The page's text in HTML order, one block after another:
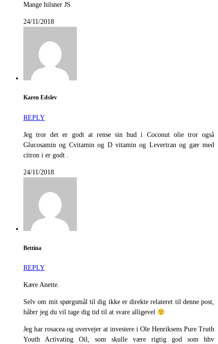
Mange hilsner JS
24/11/2018
Karen Edslev
REPLY
Jeg tror det er godt at rense sin hud i Coconut olie tror også
Glucosamin og Cvitamin og D vitamin og Levertran og gær med
citron i er godt .
24/11/2018
Bettina
REPLY
Kære Anette.
Selv om mit spørgsmål til dig ikke er direkte relateret til denne post,
håbrr jeg du vil tage dig tid til at svare alligevel
Jeg har rosacea og overvejer at investere i Ole Henriksens Pure Truth
Youth Activating Oil, som skulle være rigtig god som hhv